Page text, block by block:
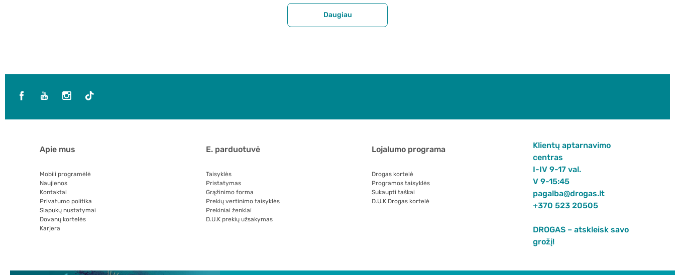
Daugiau
Apie mus
Mobili programėlė
Naujienos
Kontaktai
Privatumo politika
Slapukų nustatymai
Dovanų kortelės
Karjera
E. parduotuvė
Taisyklės
Pristatymas
Grąžinimo forma
Prekių vertinimo taisyklės
Prekiniai ženklai
D.U.K prekių užsakymas
Lojalumo programa
Drogas kortelė
Programos taisyklės
Sukaupti taškai
D.U.K Drogas kortelė
Klientų aptarnavimo
centras
I-IV 9-17 val.
V 9-15:45
pagalba@drogas.lt
+370 523 20505
DROGAS – atskleisk savo
grožį!